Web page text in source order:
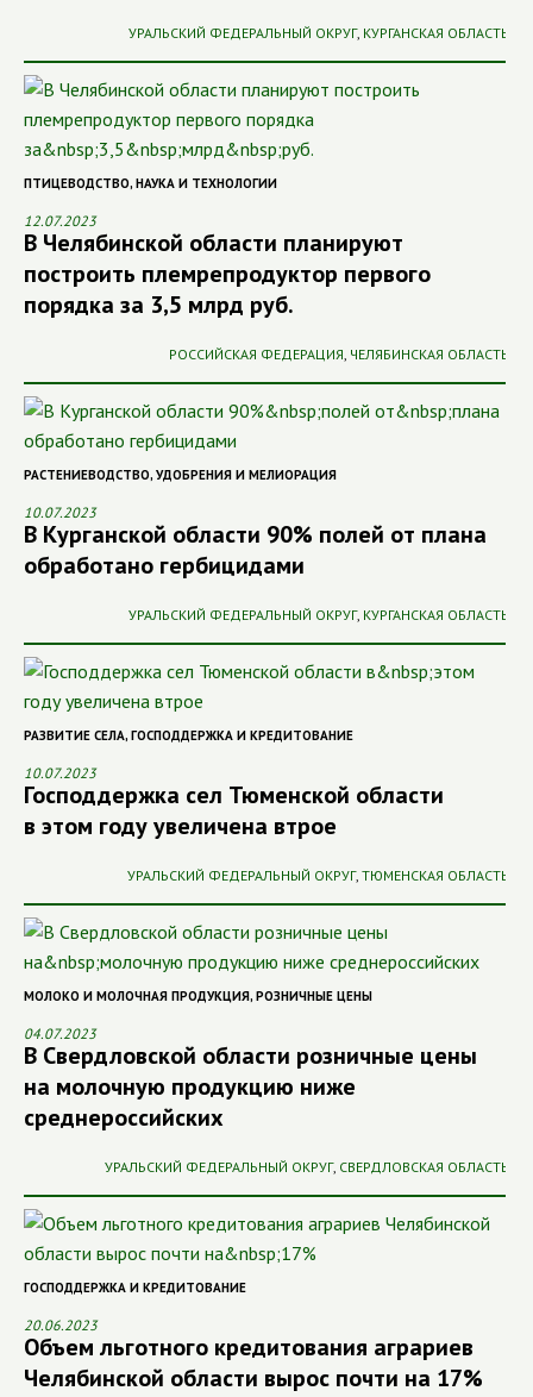
УРАЛЬСКИЙ ФЕДЕРАЛЬНЫЙ ОКРУГ, КУРГАНСКАЯ ОБЛАСТЬ
ПТИЦЕВОДСТВО, НАУКА И ТЕХНОЛОГИИ
12.07.2023
В Челябинской области планируют
построить племрепродуктор первого
порядка за 3,5 млрд руб.
РОССИЙСКАЯ ФЕДЕРАЦИЯ ЧЕЛЯБИНСКАЯ ОБЛАСТЬ
РАСТЕНИЕВОДСТВО, УДОБРЕНИЯ И МЕЛИОРАЦИЯ
10.07.2023
В Курганской области 90% полей от плана
обработано гербицидами
УРАЛЬСКИЙ ФЕДЕРАЛЬНЫЙ ОКРУГ, КУРГАНСКАЯ ОБЛАСТЬ
РАЗВИТИЕ СЕЛА, ГОСПОДДЕРЖКА И КРЕДИТОВАНИЕ
10.07.2023
Господдержка сел Тюменской области
в этом году увеличена втрое
УРАЛЬСКИЙ ФЕДЕРАЛЬНЫЙ ОКРУГ, ТЮМЕНСКАЯ ОБЛАСТЬ
МОЛОКО И МОЛОЧНАЯ ПРОДУКЦИЯ, РОЗНИЧНЫЕ ЦЕНЫ
04.07.2023
В Свердловской области розничные цены
на молочную продукцию ниже
среднероссийских
УРАЛЬСКИЙ ФЕДЕРАЛЬНЫЙ ОКРУГ, СВЕРДЛОВСКАЯ ОБЛАСТЬ
ГОСПОДДЕРЖКА И КРЕДИТОВАНИЕ
20.06.2023
Объем льготного кредитования аграриев
Челябинской области вырос почти на 17%